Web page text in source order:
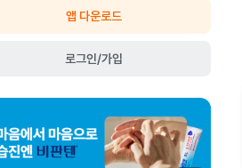
앱 다운로드
로그인/가입